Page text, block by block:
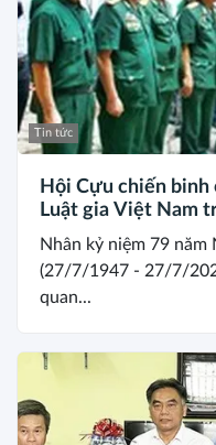
Tin tức
Hội Cựu chiến
Luật gia Việt Nam
Nhân kỷ niệm 79
(27/7/1947 - 27/7/
quan...